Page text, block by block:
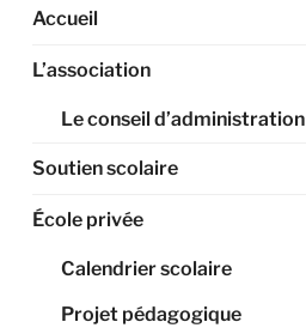
Accueil
L’association
Le conseil d’administration
Soutien scolaire
École privée
Calendrier scolaire
Projet pédagogique